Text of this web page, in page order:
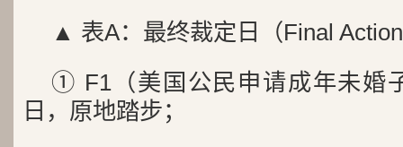
▲ 表A：最终裁定日（Final
① F1（美国公民申请成年未婚
日，原地踏步；